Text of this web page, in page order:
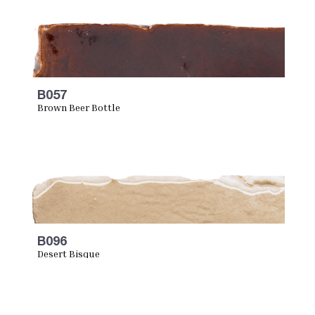
B057
Brown Beer Bottle
B096
Desert Bisque